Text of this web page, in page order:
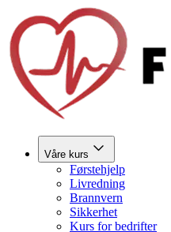
Våre kurs
Førstehjelp
Livredning
Brannvern
Sikkerhet
Kurs for bedrifter